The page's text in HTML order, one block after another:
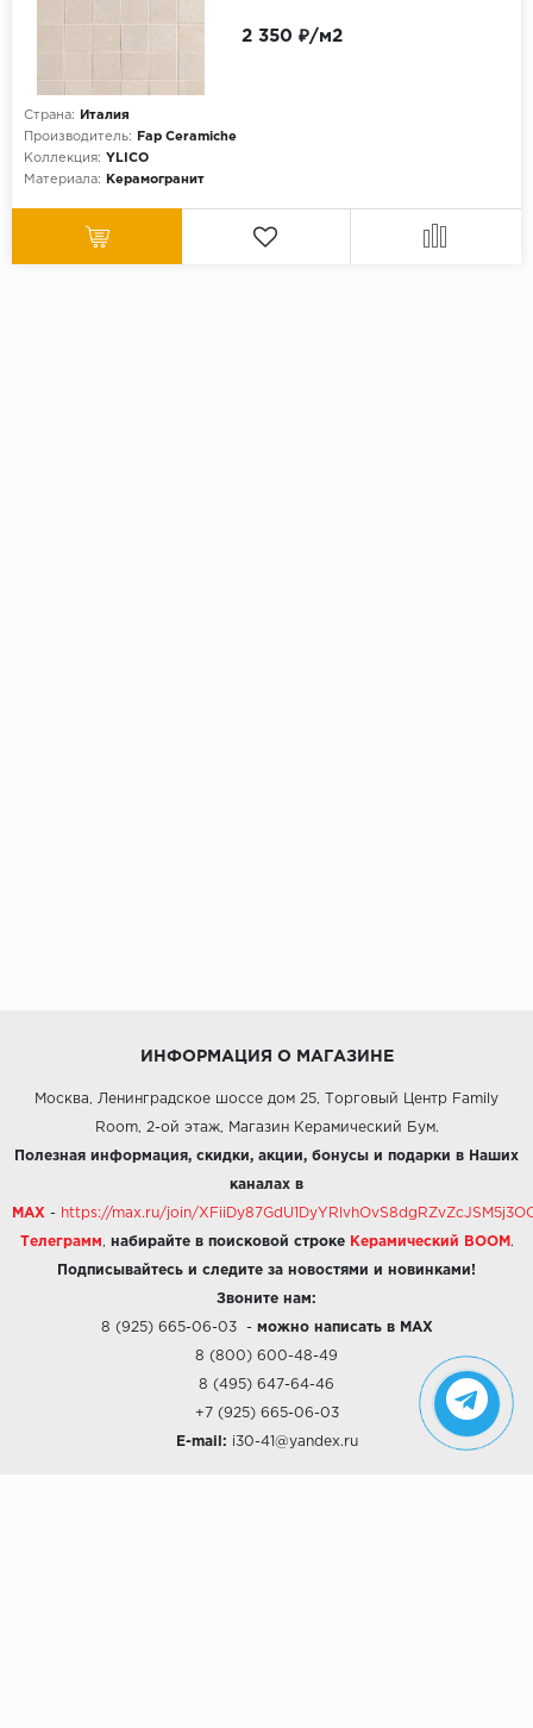
Страна:
Италия
Производитель:
Fap Ceramiche
Коллекция: YLICO
Материала:
Керамогранит
2 350 ₽/м2
ИНФОРМАЦИЯ О МАГАЗИНЕ
Москва, Ленинградское шоссе дом 25, Торговый Центр Family
Room, 2-ой этаж, Магазин Керамический Бум.
Полезная информация, скидки, акции, бонусы и подарки в Наших
каналах в
MAX - https://max.ru/join/
Телеграмм набирайте в поисковой строке Керамический BOOM .
Подписывайтесь и следите за новостями и новинками!
Звоните нам:
8 (925) 665-06-03- можно написать в MAX
8 (800) 600-48-49
8 (495) 647-64-46
+7 (925) 665-06-03
E-mail: i30-41@yandex.ru